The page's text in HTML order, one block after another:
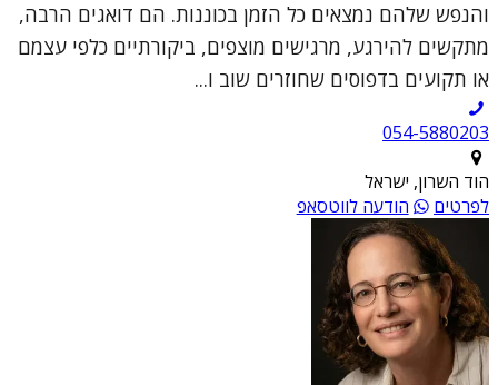
והנפש שלהם נמצאים כל הזמן בכוננות. הם דואגים הרבה,
מתקשים להירגע, מרגישים מוצפים, ביקורתיים כלפי עצמם
או תקועים בדפוסים שחוזרים שוב ו...
054-5880203
הוד השרון, ישראל
לפרטים
הודעה לווטסאפ